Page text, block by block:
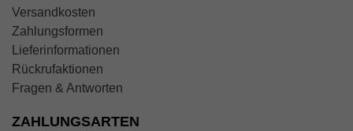
Versandkosten
Zahlungsformen
Lieferinformationen
Rückrufaktionen
Fragen & Antworten
ZAHLUNGSARTEN